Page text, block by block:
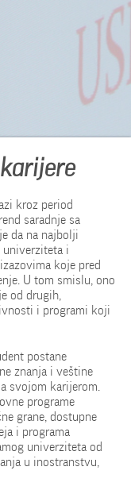
kroz period
saradnje sa
da na najbolji
univerziteta i
koje pred
U tom smislu, ono
od drugih,
i programi koji
postane
znanja i veštine
svojom karijerom.
programe
grane, dostupne
i programa
univerziteta od
u inostranstvu,